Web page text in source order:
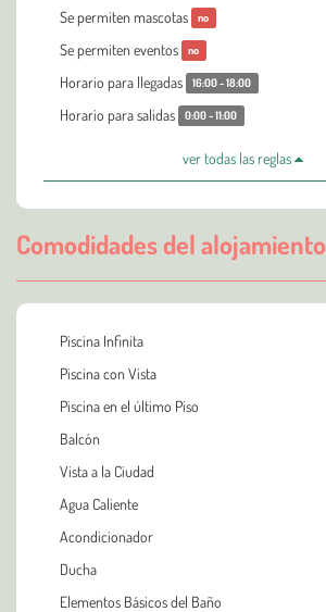
Se permiten mascotas no
Se permiten eventos no
Horario para llegadas 16:00 - 18:00
Horario para salidas 0:00 - 11:00
ver todas las reglas
Comodidades del alojamiento
Piscina Infinita
Piscina con Vista
Piscina en el último Piso
Balcón
Vista a la Ciudad
Agua Caliente
Acondicionador
Ducha
Elementos Básicos del Baño